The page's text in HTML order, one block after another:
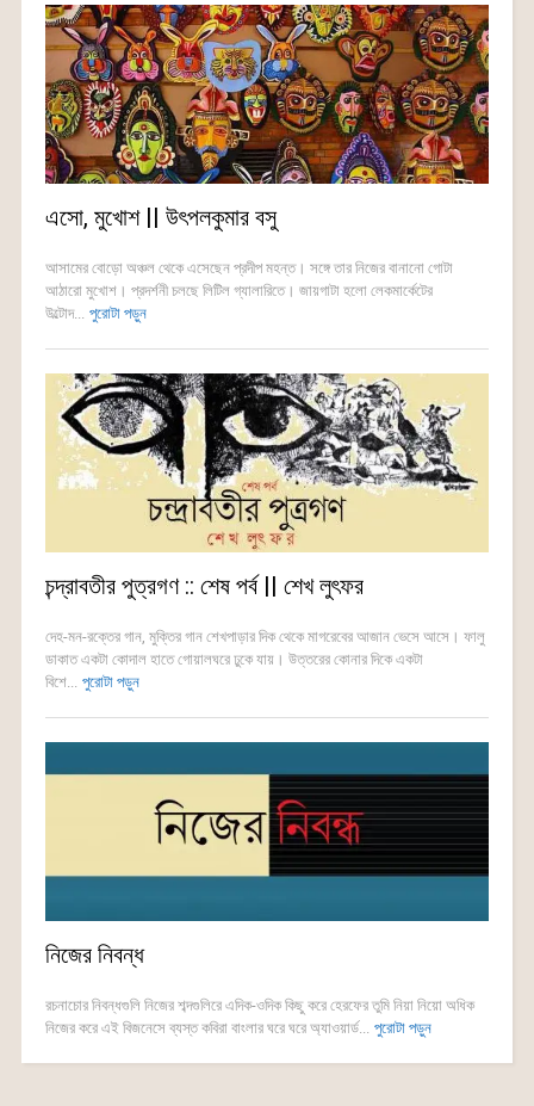
এসো, মুখোশ || উৎপলকুমার বসু
আসামের বোড়ো অঞ্চল থেকে এসেছেন প্রদীপ মহন্ত। সঙ্গে তার নিজের বানানো গোটা
আঠারো মুখোশ। প্রদর্শনী চলছে লিটিল গ্যালারিতে। জায়গাটা হলো লেকমার্কেটের
উল্টোদ... পুরোটা পড়ুন
চন্দ্রাবতীর পুত্রগণ :: শেষ পর্ব || শেখ লুৎফর
দেহ-মন-রক্তের গান, মুক্তির গান শেখপাড়ার দিক থেকে মাগরেবের আজান ভেসে আসে। ফালু
ডাকাত একটা কোদাল হাতে গোয়ালঘরে ঢুকে যায়। উত্তরের কোনার দিকে একটা
বিশে... পুরোটা পড়ুন
নিজের নিবন্ধ
রচনাচোর নিবন্ধগুলি নিজের শব্দগুলিরে এদিক-ওদিক কিছু করে হেরফের তুমি নিয়া নিয়ো অধিক
নিজের করে এই বিজনেসে ব্যস্ত কবিরা বাংলার ঘরে ঘরে অ্যাওয়ার্ড... পুরোটা পড়ুন